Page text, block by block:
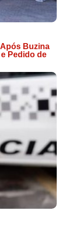
Buzina
Pedido de